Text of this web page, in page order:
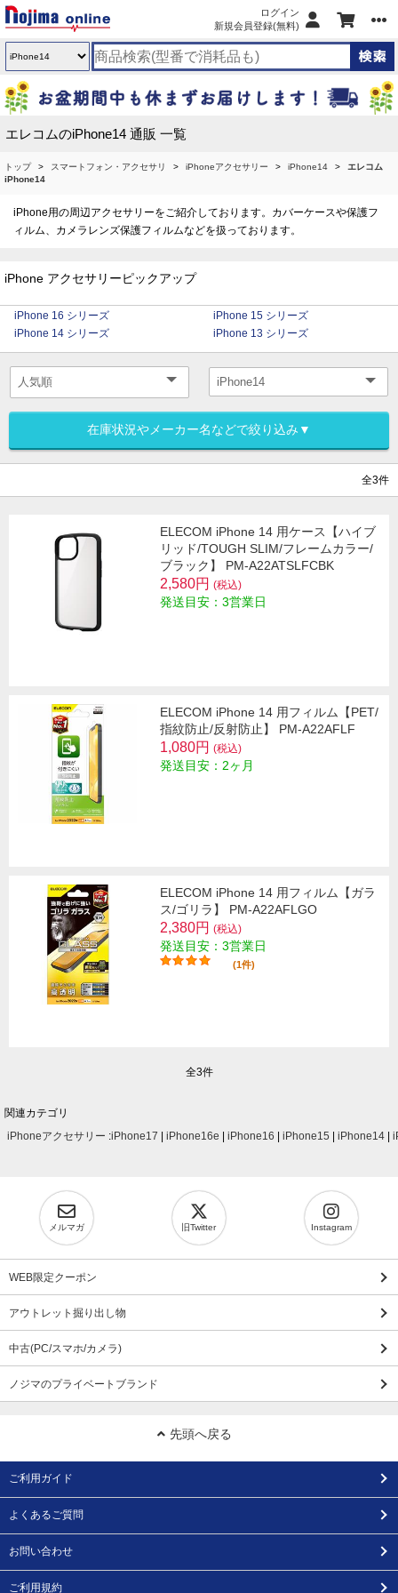
ログイン
新規会員登録(無料)
エレコムのiPhone14 通販 一覧
トップ スマートフォン・アクセサリ iPhoneアクセサリー iPhone14
エレコム
iPhone14
iPhone用の周辺アクセサリーをご紹介しております。カバーケースや保護フ
ィルム、カメラレンズ保護フィルムなどを扱っております。
iPhone アクセサリーピックアップ
iPhone 16 シリーズ
iPhone 14 シリーズ
iPhone 15 シリーズ
iPhone 13 シリーズ
在庫状況やメーカー名などで絞り込み▼
全3件
ELECOM iPhone 14 用ケース【ハイブ
リッド/TOUGH SLIM/フレームカラー/
ブラック】 PM-A22ATSLFCBK
2,580円 (税込)
発送目安：3営業日
ELECOM iPhone 14 用フィルム【PET/
指紋防止/反射防止】 PM-A22AFLF
1,080円 (税込)
発送目安：2ヶ月
ELECOM iPhone 14 用フィルム【ガラ
ス/ゴリラ】 PM-A22AFLGO
2,380円 (税込)
発送目安：3営業日
(1件)
全3件
関連カテゴリ
iPhoneアクセサリー :iPhone17 iPhone16e iPhone16 iPhone15 iPhone14
メルマガ 旧Twitter Instagram
WEB限定クーポン
アウトレット掘り出し物
中古(PC/スマホ/カメラ)
ノジマのプライベートブランド
先頭へ戻る
ご利用ガイド
よくあるご質問
お問い合わせ
ご利用規約